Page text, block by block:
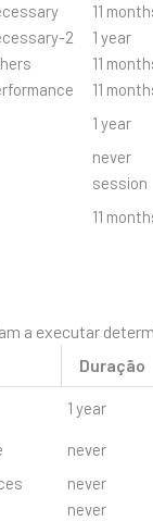
11
2
1 year
11
11
1 year
never
session
11
a executar
Duração
1 year
never
never
never